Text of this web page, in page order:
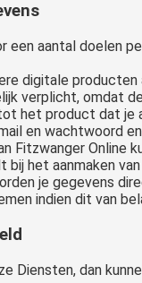
een aantal doelen
digitale
verplicht, omdat
het product dat je
en wachtwoord
Fitzwanger
het aanmaken
je gegevens
indien dit van
Diensten, dan